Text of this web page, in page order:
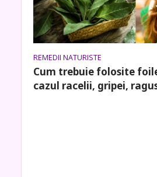
REMEDII NATURISTE
Cum trebuie folosite
cazul racelii, gripei,